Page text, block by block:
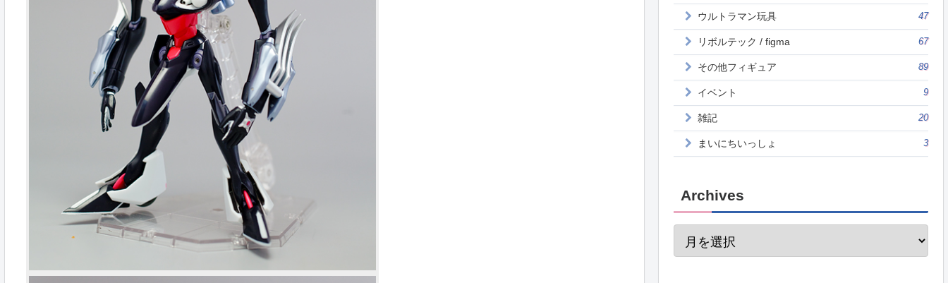
ウルトラマン玩具 47
リボルテック / figma 67
その他フィギュア 89
イベント 9
雑記 20
まいにちいっしょ 3
Archives